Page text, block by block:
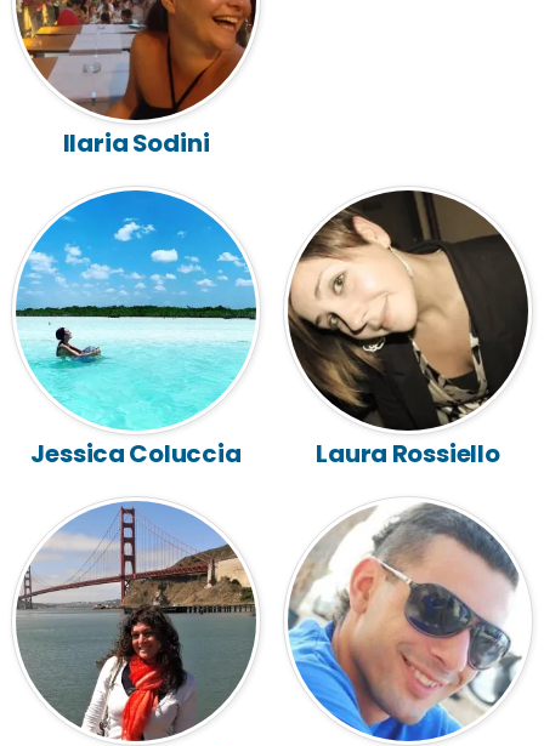
Ilaria Sodini
Jessica Coluccia Laura Rossiello